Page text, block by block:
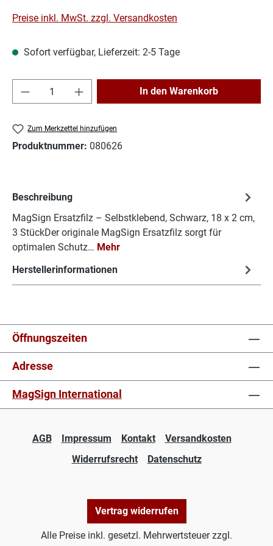
Preise inkl. MwSt. zzgl. Versandkosten
Sofort verfügbar, Lieferzeit: 2-5 Tage
Produkt Anzahl: Gib den gewünschten
In den Warenkorb
Zum Merkzettel hinzufügen
Produktnummer: 080626
Beschreibung
MagSign Ersatzfilz – Selbstklebend, Schwarz, 18 x 2 cm,
3 StückDer originale MagSign Ersatzfilz sorgt für
optimalen Schutz… Mehr
Herstellerinformationen
Öffnungszeiten
Adresse
MagSign International
AGB Impressum Kontakt
Versandkosten
Widerrufsrecht
Datenschutz
Vertrag widerrufen
Alle Preise inkl. gesetzl. Mehrwertsteuer zzgl.